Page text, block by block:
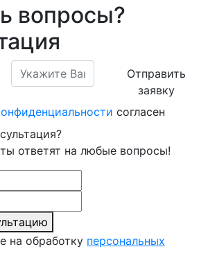
вопросы?
Отправить
заявку
согласен
ответят на любые вопросы!
на обработку персональных